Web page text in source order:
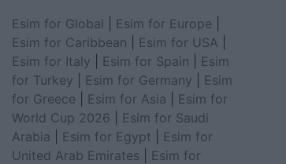
Esim for Global Esim for Europe
Esim for Caribbean
Esim for USA
Esim for Italy
Esim for Spain
Esim
for Turkey
Esim for Germany
Esim
for Greece
Esim for Asia
Esim for
World Cup 2026
Esim for Saudi
Arabia
Esim for Egypt
Esim for
United Arab Emirates
Esim for